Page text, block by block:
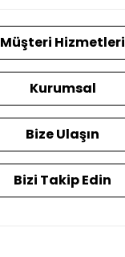
Müşteri Hizmetleri
Kurumsal
Bize Ulaşın
Bizi Takip Edin